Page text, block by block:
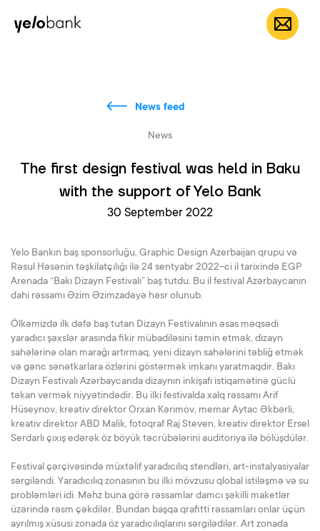
Individuals EN
News feed
News
The first design festival was held in Baku
with the support of Yelo Bank
30 September 2022
Yelo Bankın baş sponsorluğu, Graphic Design Azerbaijan qrupu və
Rəsul Həsənin təşkilatçılığı ilə 24 sentyabr 2022-ci il tarixində EGP
Arenada “Bakı Dizayn Festivalı” baş tutdu. Bu il festival Azərbaycanın
dahi rəssamı Əzim Əzimzadəyə həsr olunub.
Ölkəmizdə ilk dəfə baş tutan Dizayn Festivalının əsas məqsədi
yaradıcı şəxslər arasında fikir mübadiləsini təmin etmək, dizayn
sahələrinə olan marağı artırmaq, yeni dizayn sahələrini təbliğ etmək
və gənc sənətkarlara özlərini göstərmək imkanı yaratmaqdır. Bakı
Dizayn Festivalı Azərbaycanda dizaynın inkişafı istiqamətinə güclü
təkan vermək niyyətindədir. Bu ilki festivalda xalq rəssamı Arif
Hüseynov, kreativ direktor Orxan Kərimov, memar Aytac Əkbərli,
kreativ direktor ABD Malik, fotoqraf Raj Steven, kreativ direktor Ersel
Serdarlı çıxış edərək öz böyük təcrübələrini auditoriya ilə bölüşdülər.
Festival çərçivəsində müxtəlif yaradıcılıq stendləri, art-instalyasiyalar
sərgiləndi. Yaradıcılıq zonasının bu ilki mövzusu qlobal istiləşmə və su
probləmləri idi. Məhz buna görə rəssamlar damcı şəkilli maketlər
üzərində rəsm çəkdilər. Bundan başqa qrafitti rəssamları onlar üçün
ayrılmış xüsusi zonada öz yaradıcılıqlarını sərgilədilər. Art zonada